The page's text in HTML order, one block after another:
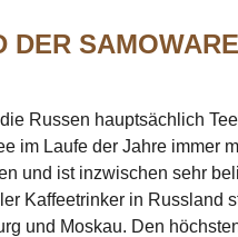
DER SAMOWARE
Russen hauptsächlich
im Laufe der Jahre immer
und ist inzwischen sehr
Kaffeetrinker in Russland
und Moskau. Den